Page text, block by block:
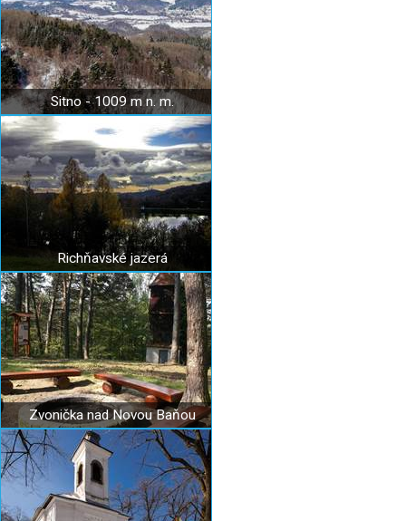
Sitno - 1009 m n. m.
Richňavské jazerá
Zvonička nad Novou Baňou